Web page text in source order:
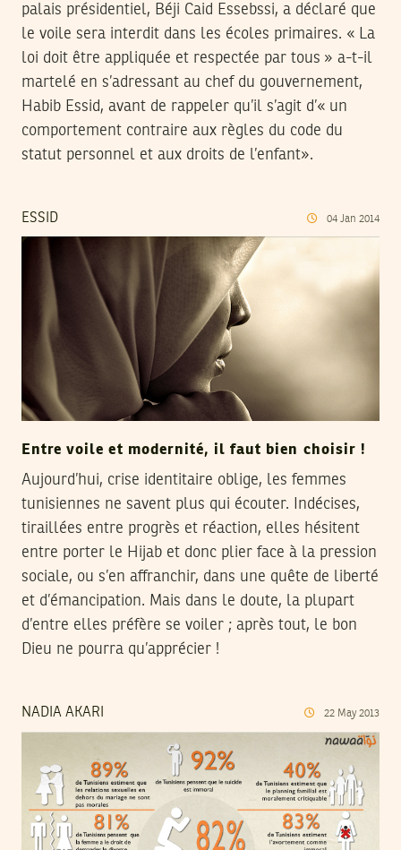
palais présidentiel, Béji Caid Essebssi, a déclaré que
le voile sera interdit dans les écoles primaires. « La
loi doit être appliquée et respectée par tous » a-t-il
martelé en s’adressant au chef du gouvernement,
Habib Essid, avant de rappeler qu’il s’agit d’« un
comportement contraire aux règles du code du
statut personnel et aux droits de l’enfant».
ESSID 04 Jan 2014
Entre voile et modernité, il faut bien choisir !
Aujourd’hui, crise identitaire oblige, les femmes
tunisiennes ne savent plus qui écouter. Indécises,
tiraillées entre progrès et réaction, elles hésitent
entre porter le Hijab et donc plier face à la pression
sociale, ou s’en affranchir, dans une quête de liberté
et d’émancipation. Mais dans le doute, la plupart
d’entre elles préfère se voiler ; après tout, le bon
Dieu ne pourra qu’apprécier !
NADIA AKARI 22 May 2013